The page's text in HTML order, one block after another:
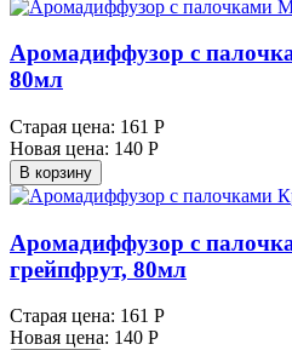
Аромадиффузор с
80мл
Старая цена: 161 Р
Новая цена: 140 Р
В корзину
Аромадиффузор с
грейпфрут, 80мл
Старая цена: 161 Р
Новая цена: 140 Р